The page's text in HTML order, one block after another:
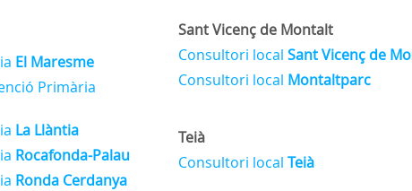
El Maresme
Primària
La Llàntia
Rocafonda-Palau
Ronda Cerdanya
Sant Vicenç de Montalt
Consultori localSant Vicenç de
Consultori local Montaltparc
Teià
Consultori localTeià